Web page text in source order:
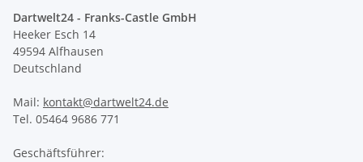
Dartwelt24 - Franks-Castle GmbH
Heeker Esch 14
49594 Alfhausen
Deutschland
Mail: kontakt@dartwelt24.de
Tel. 05464 9686 771
Geschäftsführer: